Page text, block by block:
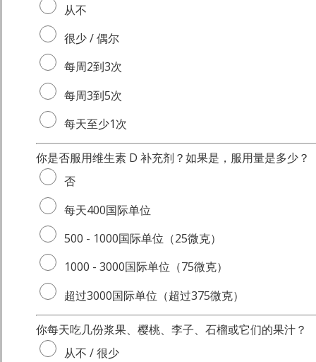
从不
很少 / 偶尔
每周2到3次
每周3到5次
每天至少1次
你是否服用维生素 D 补充剂？如果是，服用量是多少？
否
每天400国际单位
500 - 1000国际单位（25微克）
1000 - 3000国际单位（75微克）
超过3000国际单位（超过375微克）
你每天吃几份浆果、樱桃、李子、石榴或它们的果汁？
从不 / 很少